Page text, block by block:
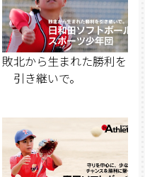
敗北から生まれた勝利を
引き継いで。